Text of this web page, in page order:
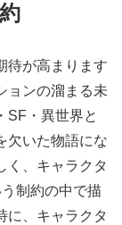
待が高まります
ョンの溜まる未
SF・異世界と
欠いた物語にな
く、キャラクタ
制約の中で描
に、キャラクタ